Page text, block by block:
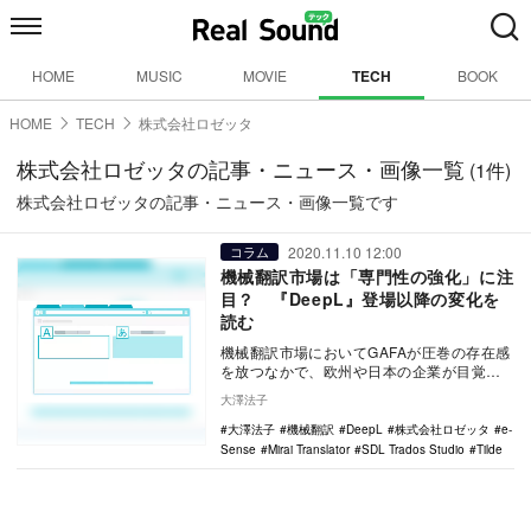
HOME MUSIC MOVIE TECH BOOK
HOME TECH 株式会社ロゼッタ
株式会社ロゼッタの記事・ニュース・画像一覧 (1件)
株式会社ロゼッタの記事・ニュース・画像一覧です
コラム 2020.11.10 12:00
機械翻訳市場は「専門性の強化」に注
目？ 『DeepL』登場以降の変化を
読む
機械翻訳市場においてGAFAが圧巻の存在感
を放つなかで、欧州や日本の企業が目覚ま
急成長…
大澤法子
大澤法子
機械翻訳 DeepL 株式会社ロゼッタ
e-
Sense
Mirai Translator SDL Trados Studio Tilde